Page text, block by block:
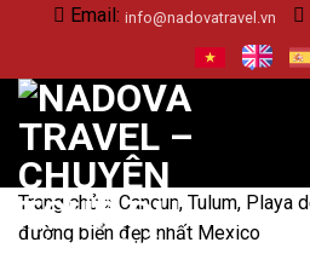
content
Email: info@nadovatravel.vn
Trang chủ » Cancun, Tulum, Playa
đường biển đẹp nhất Mexico